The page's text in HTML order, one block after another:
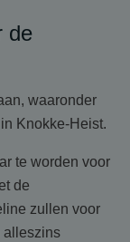
de
waaronder
Knokke-Heist.
te worden voor
de
zullen voor
alleszins